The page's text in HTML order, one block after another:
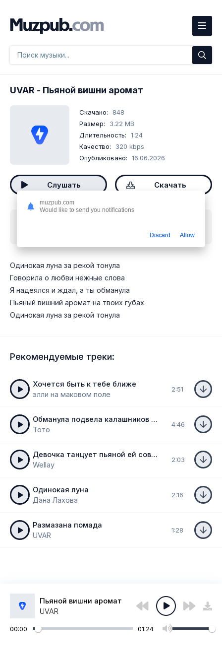
UVAR - Пьяной вишни аромат
Скачано:
848
Размер:
3.22 MB
Длительность:
1:24
Качество:
320 kbps
Опубликовано:
16.06.2026
Слушать Скачать
Одинокая луна за рекой тонула
Говорила о любви нежные слова
Я надеялся и ждал, а ты обманула
Пьяный вишний аромат на твоих губах
Одинокая луна за рекой тонула
Рекомендуемые треки:
Хочется быть к тебе ближе
​элли на маковом поле
2:51
Обманула подвела калашников ремикс
Тото
4:46
Девочка танцует пьяной ей совсем
Wellay
2:03
Одинокая луна
Дана Лахова
2:16
Размазана помада
UVAR
1:28
Пьяной вишни аромат
UVAR
00:00 01:24
muzpub.com
Would like to send you notifications
Discard Allow